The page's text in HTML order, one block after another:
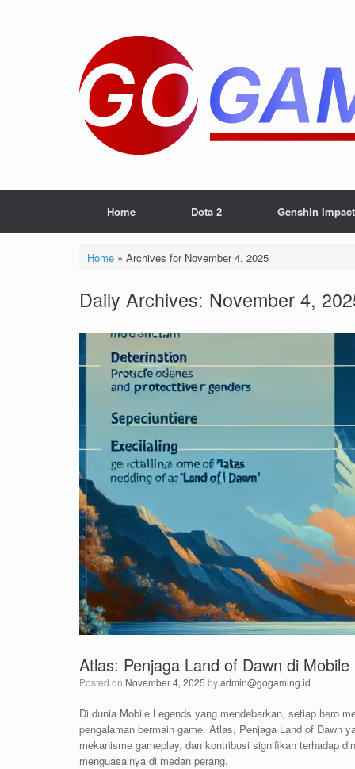
Home Dota 2 Genshin Impact
Home» Archives for November 4, 2025
Daily Archives: November 4,
Atlas: Penjaga Land of Dawn di
Posted on November 4, 2025 byadmin@gogaming.id
Di dunia Mobile Legends yang mendebarkan, setiap hero
pengalaman bermain game. Atlas, Penjaga Land of Dawn
mekanisme gameplay, dan kontribusi signifikan terhadap
menguasainya di medan perang.